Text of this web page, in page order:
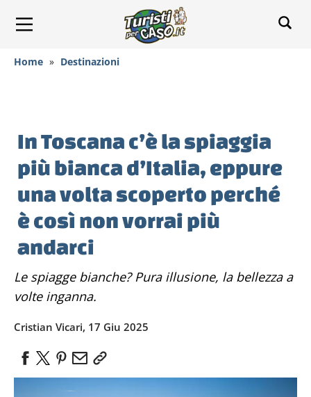
Home » Destinazioni
In Toscana c’è la spiaggia
più bianca d’Italia, eppure
una volta scoperto perché
è così non vorrai più
andarci
Le spiagge bianche? Pura illusione, la bellezza a
volte inganna.
Cristian Vicari, 17 Giu 2025